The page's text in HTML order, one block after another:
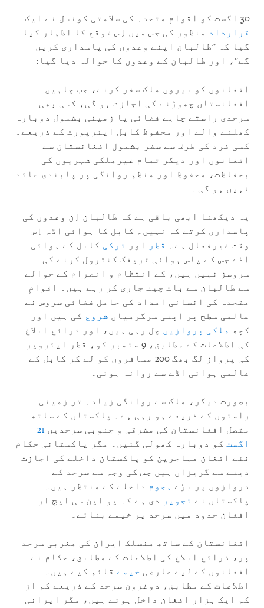
30 اگست کو اقوامِ متحدہ کی سلامتی کونسل نے ایک
قرارداد منظور کی جس میں اِس توقع کا اظہار کیا
گيا کہ ''طالبان اپنے وعدوں کی پاسداری کریں
گے''، اور طالبان کے وعدوں کا حوالہ دیا گیا:
افغانوں کو بیرون ملک سفر کرنے، جب چاہیں
افغانستان چھوڑنے کی اجازت ہو گی، کسی بھی
سرحدی راستے چاہے فضائی یا زمینی بشمول دوبارہ
کھلنے والے اور محفوظ کابل ایئرپورٹ کے ذریعے۔
کسی فرد کی طرف سے سفر بشمول افغانستان سے
افغانوں اور دیگر تمام غیرملکی شہریوں کی
بحفاظت، محفوظ اور منظم روانگی پر پابندی عائد
نہیں ہو گی۔
یہ دیکھنا ابھی باقی ہے کہ طالبان اِن وعدوں کی
پاسداری کرتے کہ نہیں۔ کابل کا ہوائی اڈہ اِس
وقت غیرفعال ہے۔ قطر اور ترکی کابل کے ہوائی
اڈے جس کے پاس ہوائی ٹریفک کنٹرول کرنے کی
سروسز نہیں ہیں، کے انتظام و انصرام کے حوالے
سے طالبان سے بات چیت جاری کر رہے ہیں۔ اقوامِ
متحدہ کی انسانی امداد کی حامل فضائی سروس نے
عالمی سطح پر اپنی سرگرمیاں شروع کی ہیں اور
کچھ ملکی پروازیں چل رہی ہیں، اور ذرائع ابلاغ
کی اطلاعات کے مطابق، 9 ستمبر کو، قطر ایئرویز
کی پرواز لگ بھگ 200 مسافروں کو لے کر کابل کے
عالمی ہوائی اڈے سے روانہ ہوئی۔
بصورت دیگر، ملک سے روانگی زيادہ تر زمینی
راستوں کے ذریعے ہو رہی ہے۔ پاکستان کے ساتھ
متصل افغانستان کی مشرقی و جنوبی سرحدیں 21
اگست کو دوبارہ کھولی گئیں۔ مگر پاکستانی حکام
نئے افغان مہاجرین کو پاکستان داخلے کی اجازت
دینے سے گریزاں ہیں جس کی وجہ سے سرحد کے
دروازوں پر بڑے ہجوم داخلے کے منتظر ہیں۔
پاکستان نے تجویز
دی ہے کہ یو این سی ایچ ار
افغان حدود میں سرحد پر خیمے بنائے۔
افغانستان کے ساتھ منسلک ایران کی مغربی سرحد
پر، ذرائع ابلاغ کی اطلاعات کے مطابق، حکام نے
افغانوں کے لیے عارضی خیمے قائم کیے ہیں۔
اطلاعات کے مطابق، دوغرون سرحد کے ذریعے کم از
کم ایک ہزار افغان داخل ہوئے ہیں، مگر ایرانی